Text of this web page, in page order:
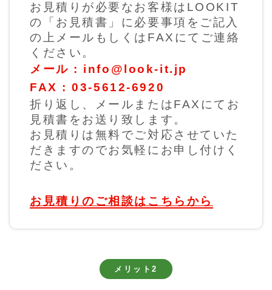
お見積りが必要なお客様はLOOKIT
の「お見積書」に必要事項をご記入
の上メールもしくはFAXにてご連絡
ください。
メール : info@look-it.jp
FAX : 03-5612-6920
折り返し、メールまたはFAXにてお
見積書をお送り致します。
お見積りは無料でご対応させていた
だきますのでお気軽にお申し付けく
ださい。
お見積りのご相談はこちらから
メリット2